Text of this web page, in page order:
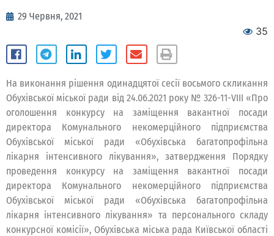
29 Червня, 2021
35
На виконання рішення одинадцятої сесії восьмого скликання
Обухівської міської ради від 24.06.2021 року № 326-11-VІІІ «Про
оголошення конкурсу на заміщення вакантної посади
директора Комунального некомерційного підприємства
Обухівської міської ради «Обухівська багатопрофільна
лікарня інтенсивного лікування», затвердження Порядку
проведення конкурсу на заміщення вакантної посади
директора Комунального некомерційного підприємства
Обухівської міської ради «Обухівська багатопрофільна
лікарня інтенсивного лікування» та персонального складу
конкурсної комісії», Обухівська міська рада Київської області